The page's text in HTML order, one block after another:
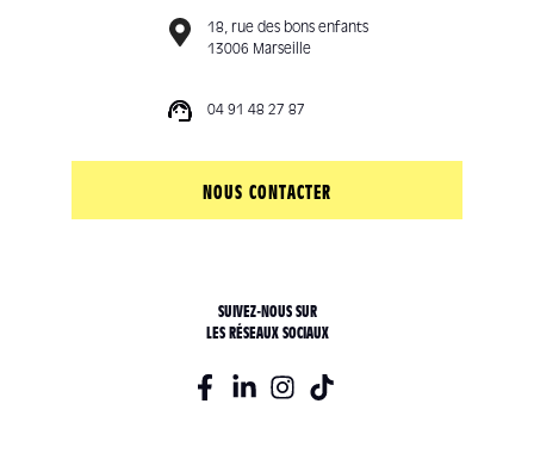
18, rue des bons enfants
13006 Marseille
04 91 48 27 87
NOUS CONTACTER
SUIVEZ-NOUS SUR
LES RÉSEAUX SOCIAUX